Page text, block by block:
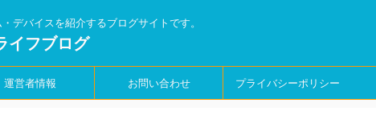
デバイスを紹介するブログサイトです。
イフブログ
運営者情報 お問い合わせ プライバシーポリシー